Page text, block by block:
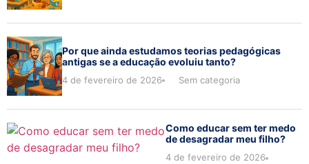
Por que ainda estudamos teorias pedagógicas
antigas se a educação evoluiu tanto?
4 de fevereiro de 2026 Sem categoria
Como educar sem ter medo
de desagradar meu filho?
4 de fevereiro de 2026